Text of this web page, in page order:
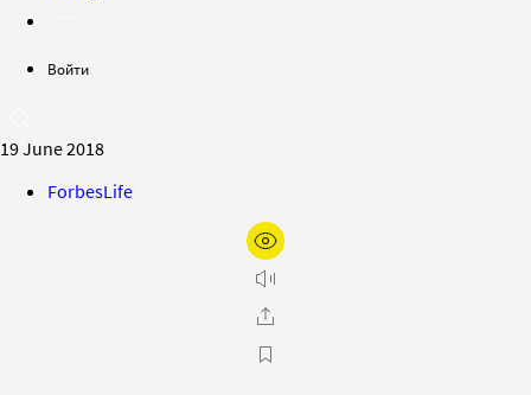
Войти
19 June 2018
ForbesLife